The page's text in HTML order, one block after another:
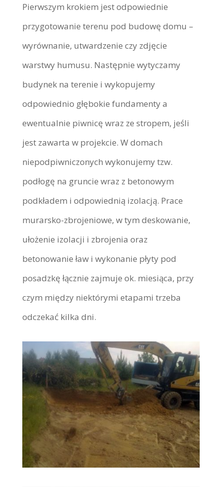
Pierwszym krokiem jest odpowiednie
przygotowanie terenu pod budowę domu –
wyrównanie, utwardzenie czy zdjęcie
warstwy humusu. Następnie wytyczamy
budynek na terenie i wykopujemy
odpowiednio głębokie fundamenty a
ewentualnie piwnicę wraz ze stropem, jeśli
jest zawarta w projekcie. W domach
niepodpiwniczonych wykonujemy tzw.
podłogę na gruncie wraz z betonowym
podkładem i odpowiednią izolacją. Prace
murarsko-zbrojeniowe, w tym deskowanie,
ułożenie izolacji i zbrojenia oraz
betonowanie ław i wykonanie płyty pod
posadzkę łącznie zajmuje ok. miesiąca, przy
czym między niektórymi etapami trzeba
odczekać kilka dni.